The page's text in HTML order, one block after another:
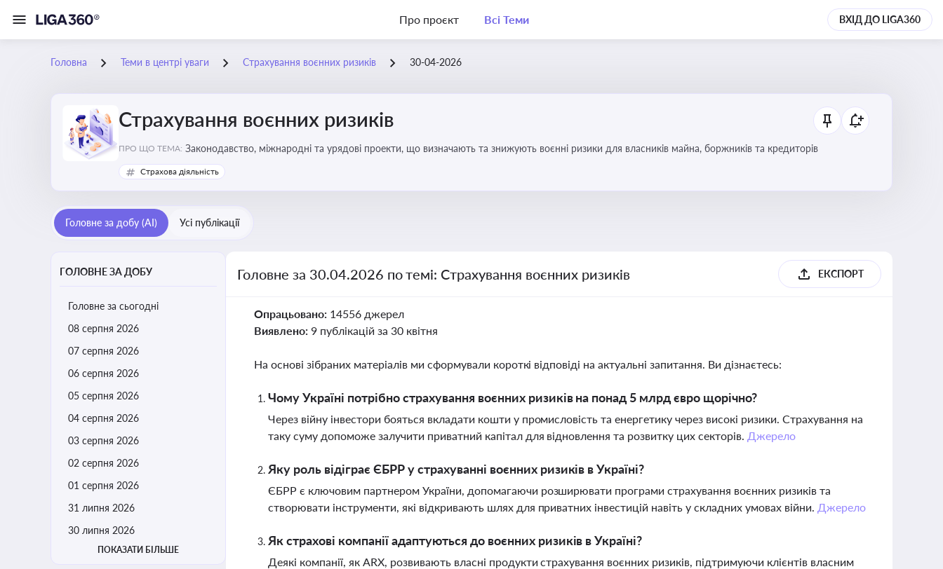
Про проєкт Всі Теми ВХІД ДО LIGA360
Головна Теми в центрі уваги Страхування воєнних ризиків 30-04-2026
Страхування воєнних ризиків
ПРО ЩО ТЕМА: Законодавство, міжнародні та урядові проекти, що визначають та знижують воєнні ризики для власників майна, боржників та кредиторів
Страхова діяльність
Головне за добу (AI) Усі публікації
ГОЛОВНЕ ЗА ДОБУ
Головне за сьогодні
08 серпня 2026
07 серпня 2026
06 серпня 2026
05 серпня 2026
04 серпня 2026
03 серпня 2026
02 серпня 2026
01 серпня 2026
31 липня 2026
30 липня 2026
ПОКАЗАТИ БІЛЬШЕ
Головне за 30.04.2026 по темі: Страхування воєнних ризиків ЕКСПОРТ
Опрацьовано: 14556 джерел
Виявлено: 9 публікацій за 30 квітня
На основі зібраних матеріалів ми сформували короткі відповіді на актуальні запитання. Ви дізнаєтесь:
Чому Україні потрібно страхування воєнних ризиків на понад 5 млрд євро щорічно?
Через війну інвестори бояться вкладати кошти у промисловість та енергетику через високі ризики. Страхування на
таку суму допоможе залучити приватний капітал для відновлення та розвитку цих секторів. Джерело
Яку роль відіграє ЄБРР у страхуванні воєнних ризиків в Україні?
ЄБРР є ключовим партнером України, допомагаючи розширювати програми страхування воєнних ризиків та
створювати інструменти, які відкривають шлях для приватних інвестицій навіть у складних умовах війни. Джерело
Як страхові компанії адаптуються до воєнних ризиків в Україні?
Деякі компанії, як ARX, розвивають власні продукти страхування воєнних ризиків, підтримуючи клієнтів власним